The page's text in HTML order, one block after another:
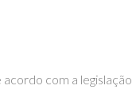
com a legislação